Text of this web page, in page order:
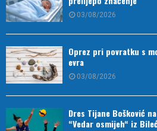
03/08/2026
Oprez pri povratku s
evra
03/08/2026
Dres Tijane Bošković
“Vedar osmijeh“ iz